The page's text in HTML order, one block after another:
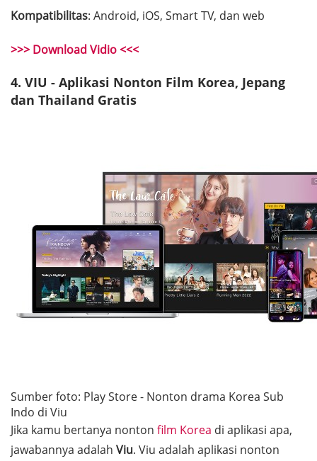
Kompatibilitas: Android, iOS, Smart TV, dan web
>>> Download Vidio <<<
4. VIU - Aplikasi Nonton Film Korea, Jepang
dan Thailand Gratis
Sumber foto: Play Store - Nonton drama Korea Sub
Indo di Viu
Jika kamu bertanya nonton film Korea di aplikasi apa,
jawabannya adalah Viu. Viu adalah aplikasi nonton